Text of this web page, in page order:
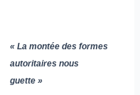
« La montée des formes
autoritaires nous
guette »